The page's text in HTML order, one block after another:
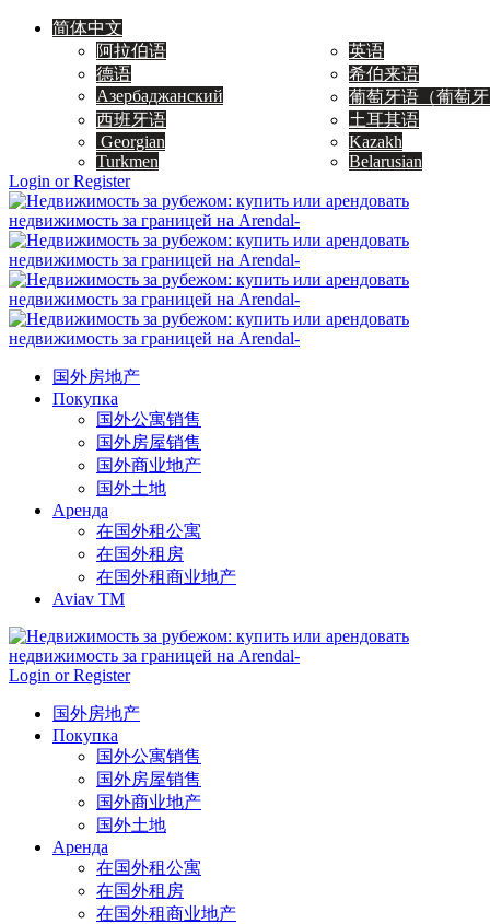
简体中文
阿拉伯语
英语
德语
希伯来语
Азербаджанский
葡萄牙语（葡萄
西班牙语
土耳其语
Georgian
Kazakh
Turkmen
Belarusian
Login or Register
国外房地产
Покупка
国外公寓销售
国外房屋销售
国外商业地产
国外土地
Аренда
在国外租公寓
在国外租房
在国外租商业地产
Aviav TM
Login or Register
国外房地产
Покупка
国外公寓销售
国外房屋销售
国外商业地产
国外土地
Аренда
在国外租公寓
在国外租房
在国外租商业地产